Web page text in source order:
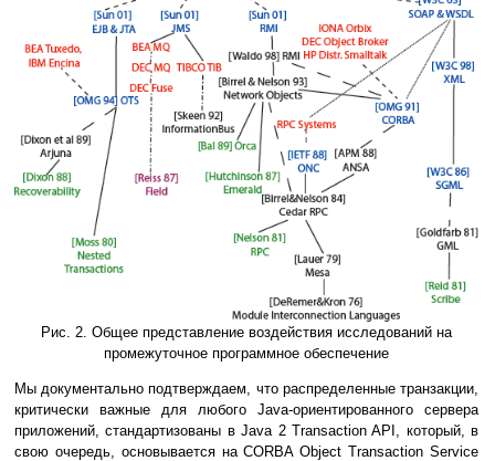
Рис. 2. Общее представление воздействия исследований на
промежуточное программное обеспечение
Мы документально подтверждаем, что распределенные транзакции,
критически важные для любого Java-ориентированного сервера
приложений, стандартизованы в Java 2 Transaction API, который, в
свою очередь, основывается на CORBA Object Transaction Service